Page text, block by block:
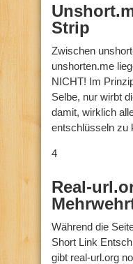
Strip
Zwischen
unshorten.me
NICHT! Im
Selbe, nur wirbt
damit, wirklich
entschlüsseln zu
4
Real-
Während die
Short Link
gibt real-url.org